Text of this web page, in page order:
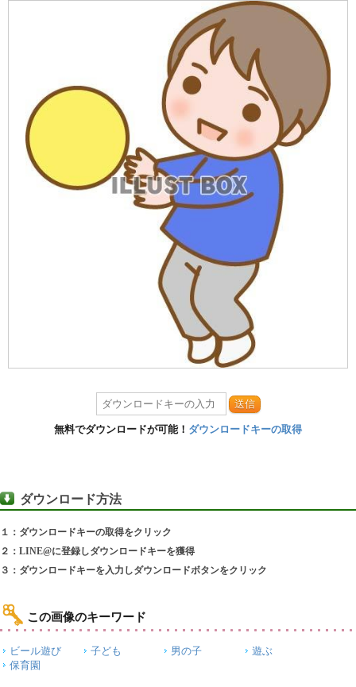
送信
無料でダウンロードが可能！ ダウンロードキーの取得
ダウンロード方法
１：ダウンロードキーの取得をクリック
２：LINE@に登録しダウンロードキーを獲得
３：ダウンロードキーを入力しダウンロードボタンをクリック
この画像のキーワード
ビール遊び 子ども 男の子
遊ぶ
保育園